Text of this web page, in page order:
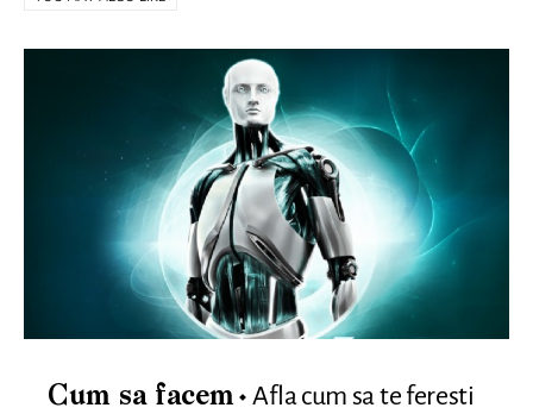
Cum sa facem
Afla cum sa te feresti